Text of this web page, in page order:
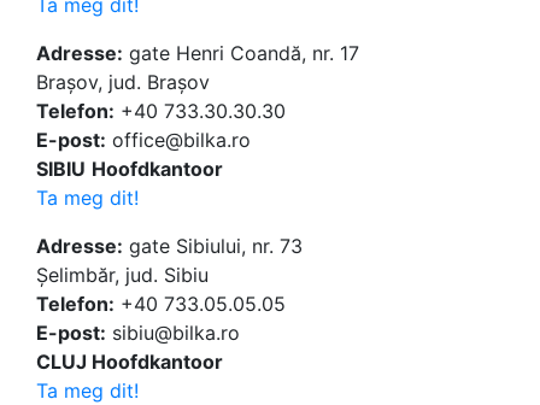
Ta meg dit!
Adresse: gate Henri Coandă, nr. 17
Brașov, jud. Brașov
Telefon: +40 733.30.30.30
E-post: office@bilka.ro
SIBIU Hoofdkantoor
Ta meg dit!
Adresse: gate Sibiului, nr. 73
Șelimbăr, jud. Sibiu
Telefon: +40 733.05.05.05
E-post: sibiu@bilka.ro
CLUJ Hoofdkantoor
Ta meg dit!